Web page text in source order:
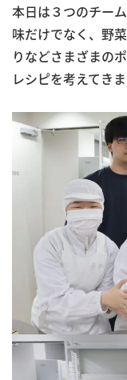
本日は３つのチー
味だけでなく、野
りなどさまざまの
レシピを考えてきま